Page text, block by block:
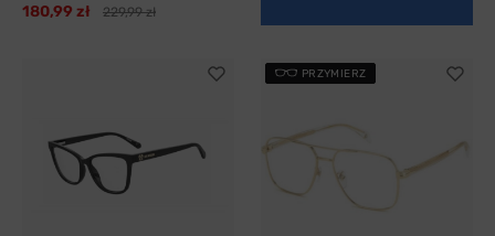
180,99 zł 229,99 zł
PRZYMIERZ